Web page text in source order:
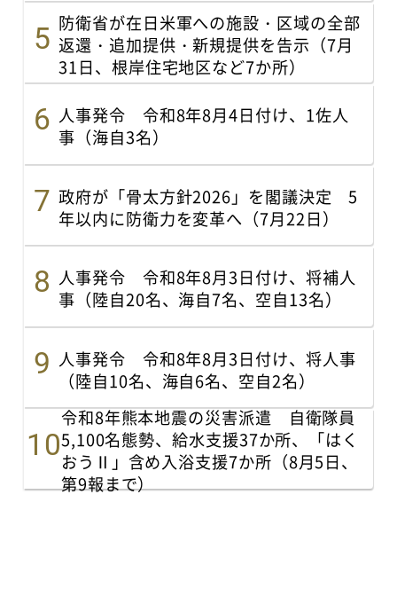
防衛省が在日米軍への施設・区域の全部
返還・追加提供・新規提供を告示（7月
31日、根岸住宅地区など7か所）
人事発令 令和8年8月4日付け、1佐人
事（海自3名）
政府が「骨太方針2026」を閣議決定 5
年以内に防衛力を変革へ（7月22日）
人事発令 令和8年8月3日付け、将補人
事（陸自20名、海自7名、空自13名）
人事発令 令和8年8月3日付け、将人事
（陸自10名、海自6名、空自2名）
令和8年熊本地震の災害派遣 自衛隊員
5,100名態勢、給水支援37か所、「はく
おうⅡ」含め入浴支援7か所（8月5日、
第9報まで）